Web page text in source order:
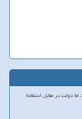
دولت در مقابل استفاده